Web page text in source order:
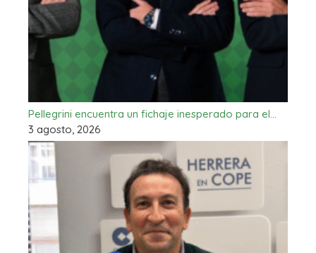
Pellegrini encuentra un fichaje inesperado para el…
3 agosto, 2026